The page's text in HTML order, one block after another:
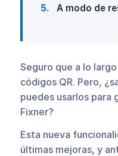
5 A modo de
Seguro que a lo
códigos QR. Pero,
puedes usarlos para
Fixner?
Esta nueva
últimas mejoras, y